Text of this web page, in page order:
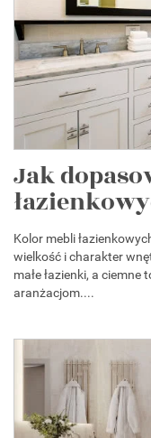
Jak
Kolor mebli
wielkość i charakter
małe łazienki, a
aranżacjom....